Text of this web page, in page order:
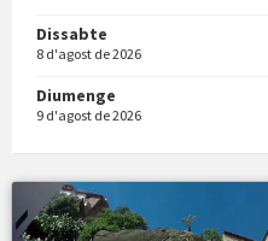
Dissabte
8 d'agost de 2026
Diumenge
9 d'agost de 2026